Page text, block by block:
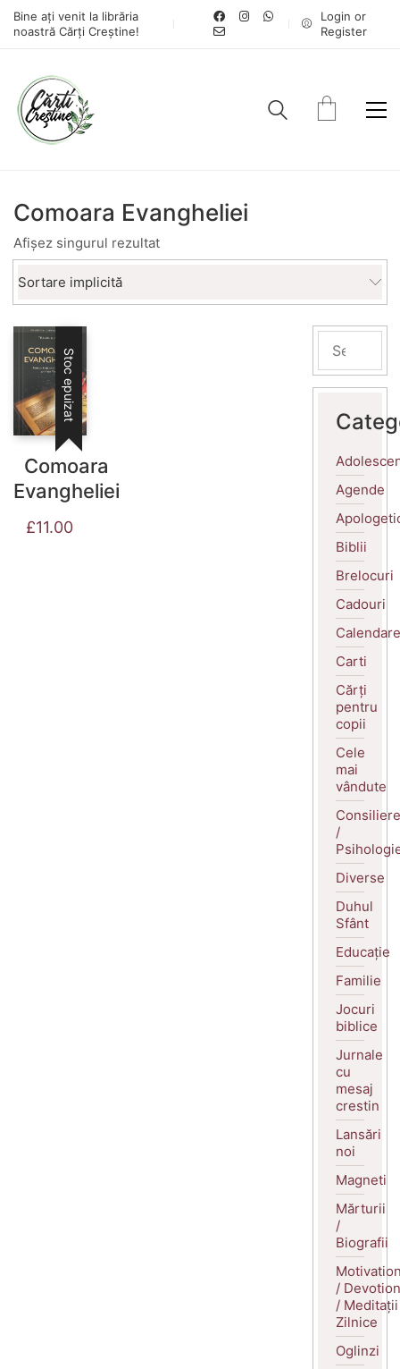
Bine ați venit la librăria
noastră Cărți Creștine!
Login or
Register
Comoara Evangheliei
Afișez singurul rezultat
Sortare implicită
Stoc epuizat
Comoara
Evangheliei
£11.00
Agende
Biblii
Brelocuri
Cadouri
Calendare
Carti
Cărți
pentru
copii
Cele
mai
vândute
Consiliere
/
Diverse
Duhul
Sfânt
Educație
Familie
Jocuri
biblice
Jurnale
cu
mesaj
crestin
Lansări
noi
Magneti
Mărturii
/
Biografii
/
/ Meditații
Zilnice
Oglinzi